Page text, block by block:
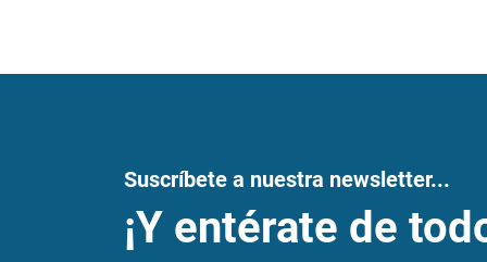
Suscríbete a nuestra newsletter...
¡Y entérate de